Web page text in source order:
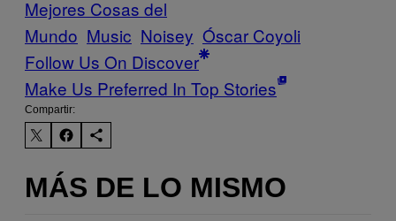
Mejores Cosas del
Mundo Music Noisey Óscar Coyoli
Follow Us On Discover
Make Us Preferred In Top Stories
Compartir:
MÁS DE LO MISMO